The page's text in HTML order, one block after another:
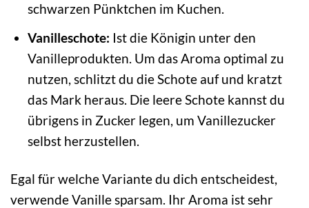
schwarzen Pünktchen im Kuchen.
Vanilleschote: Ist die Königin unter den
Vanilleprodukten. Um das Aroma optimal zu
nutzen, schlitzt du die Schote auf und kratzt
das Mark heraus. Die leere Schote kannst du
übrigens in Zucker legen, um Vanillezucker
selbst herzustellen.
Egal für welche Variante du dich entscheidest,
verwende Vanille sparsam. Ihr Aroma ist sehr